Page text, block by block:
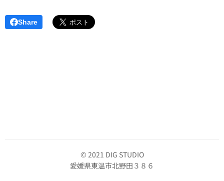
Share
© 2021 DIG STUDIO
愛媛県東温市北野田３８６